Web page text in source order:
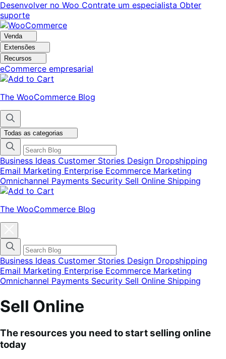
Pular
para
navegação
Pular
para
o
conteúdo
Desenvolver no Woo Contrate um especialista Obter
suporte
Venda
Extensões
Recursos
eCommerce empresarial
The WooCommerce Blog
Todas as categorias
Business Ideas Customer Stories Design Dropshipping
Email Marketing Enterprise Ecommerce Marketing
Omnichannel Payments Security Sell Online Shipping
The WooCommerce Blog
do
menu
de
categorias
do
blog
Business Ideas Customer Stories Design Dropshipping
Email Marketing Enterprise Ecommerce Marketing
Omnichannel Payments Security Sell Online Shipping
Sell Online
The resources you need to start selling online
today